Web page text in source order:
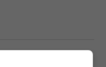
рослин: